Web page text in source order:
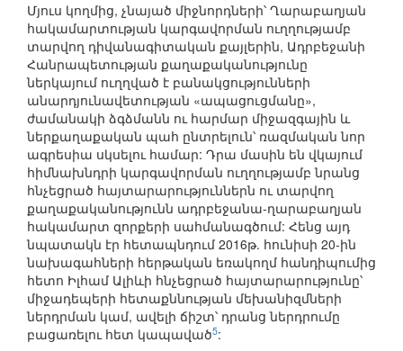
Մյուս կողմից, չնայած միջնորդների՝ Ղարաբաղյան
հակամարտության կարգավորման ուղղությամբ
տարվող դիվանագիտական քայլերին, Ադրբեջանի
Հանրապետության քաղաքականությունը
ներկայում ուղղված է բանակցությունների
անարդյունավետության «ապացուցմանը»,
ժամանակի ձգձմանն ու հարմար միջազգային և
ներքաղաքական պահ ընտրելուն՝ ռազմական նոր
ագրեսիա սկսելու համար: Դրա մասին են վկայում
հիմնախնդրի կարգավորման ուղղությամբ նրանց
հնչեցրած հայտարարություններն ու տարվող
քաղաքականությունն ադրբեջանա-ղարաբաղյան
հակամարտ զորքերի սահմանագծում: Հենց այդ
նպատակն էր հետապնդում 2016թ. հունիսի 20-ին
նախագահների հերթական եռակողմ հանդիպումից
հետո Իլհամ Ալիևի հնչեցրած հայտարարությունը՝
միջադեպերի հետաքննության մեխանիզմների
ներդրման կամ, ավելի ճիշտ՝ դրանց ներդրումը
բացառելու հետ կապաված5: